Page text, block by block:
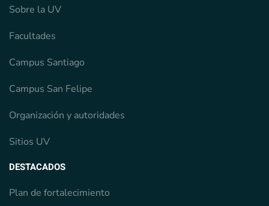
Sobre la UV
Facultades
Campus Santiago
Campus San Felipe
Organización y autoridades
Sitios UV
DESTACADOS
Plan de fortalecimiento